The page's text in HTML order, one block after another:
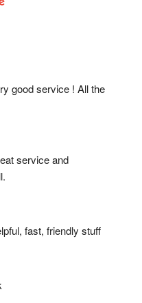
good service ! All the
service and
fast, friendly stuff